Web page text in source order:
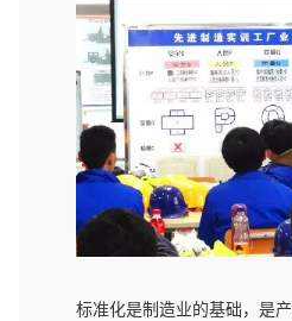
标准化是制造业的基础，是